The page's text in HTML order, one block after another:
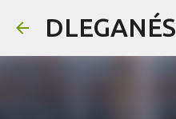
DLEGANÉS